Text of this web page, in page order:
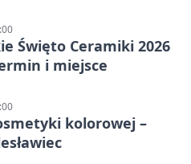
Święto Ceramiki 2026
i miejsce
kolorowej –